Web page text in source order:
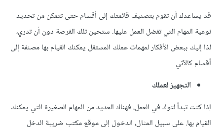
قد يساعدك أن تقوم بتصنيف قائمتك إلى أقسام حتى تتمكن من تحديد
نوعية المهام التي تفضل العمل عليها. ستحين تلك الفرصة دون أن تدري،
لذا إليك ببعض الأفكار لمهمات عملك المستقل يمكنك القيام بها مصنفة إلى
أقسام كالآتي
التجهيز لعملك
إذا كنت تبدأ لتوك في العمل، فهناك العديد من المهام الصغيرة التي يمكنك
القيام بها. على سبيل المثال، الدخول إلى موقع مكتب ضريبة الدخل